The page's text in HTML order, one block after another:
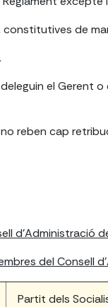
de
el Gerent
reben cap
d'Administració
del Consell
Partit dels